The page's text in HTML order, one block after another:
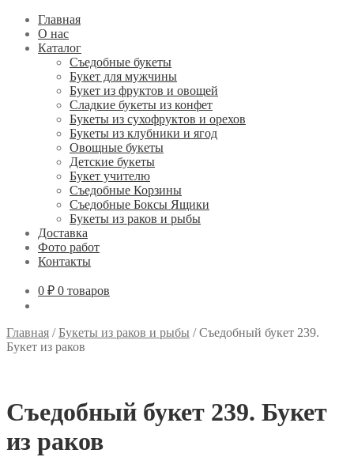
Главная
О нас
Каталог
Съедобные букеты
Букет для мужчины
Букет из фруктов и овощей
Сладкие букеты из конфет
Букеты из сухофруктов и орехов
Букеты из клубники и ягод
Овощные букеты
Детские букеты
Букет учителю
Съедобные Корзины
Съедобные Боксы Ящики
Букеты из раков и рыбы
Доставка
Фото работ
Контакты
0 ₽ 0 товаров
Главная /Букеты из раков и рыбы /Съедобный букет 239.
Букет из раков
Съедобный букет 239. Букет
из раков